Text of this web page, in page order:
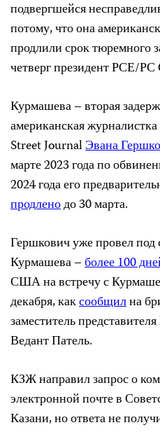
подвергшейся
потому, что она
продлили срок тюремного
четверг президент РСЕ/
Курмашева – вторая
американская
Street JournalЭвана
марте 2023 года по
2024 года его
продленодо 30 марта.
Гершкович уже провел под
Курмашева –более 100
США на встречу с
декабря, каксообщилна
заместитель
Ведант Патель.
КЗЖ направил запрос о
электронной почте в
Казани, но ответа не